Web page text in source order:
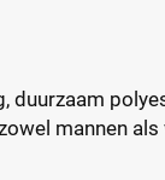
duurzaam
mannen als